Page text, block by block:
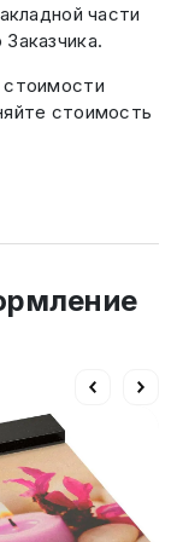
части
стоимость